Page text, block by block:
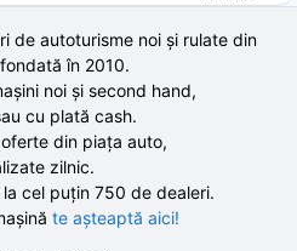
de autoturisme noi și rulate din
în 2010.
noi și second hand,
cu plată cash.
din piața auto,
zilnic.
cel puțin 750 de dealeri.
te așteaptă aici!